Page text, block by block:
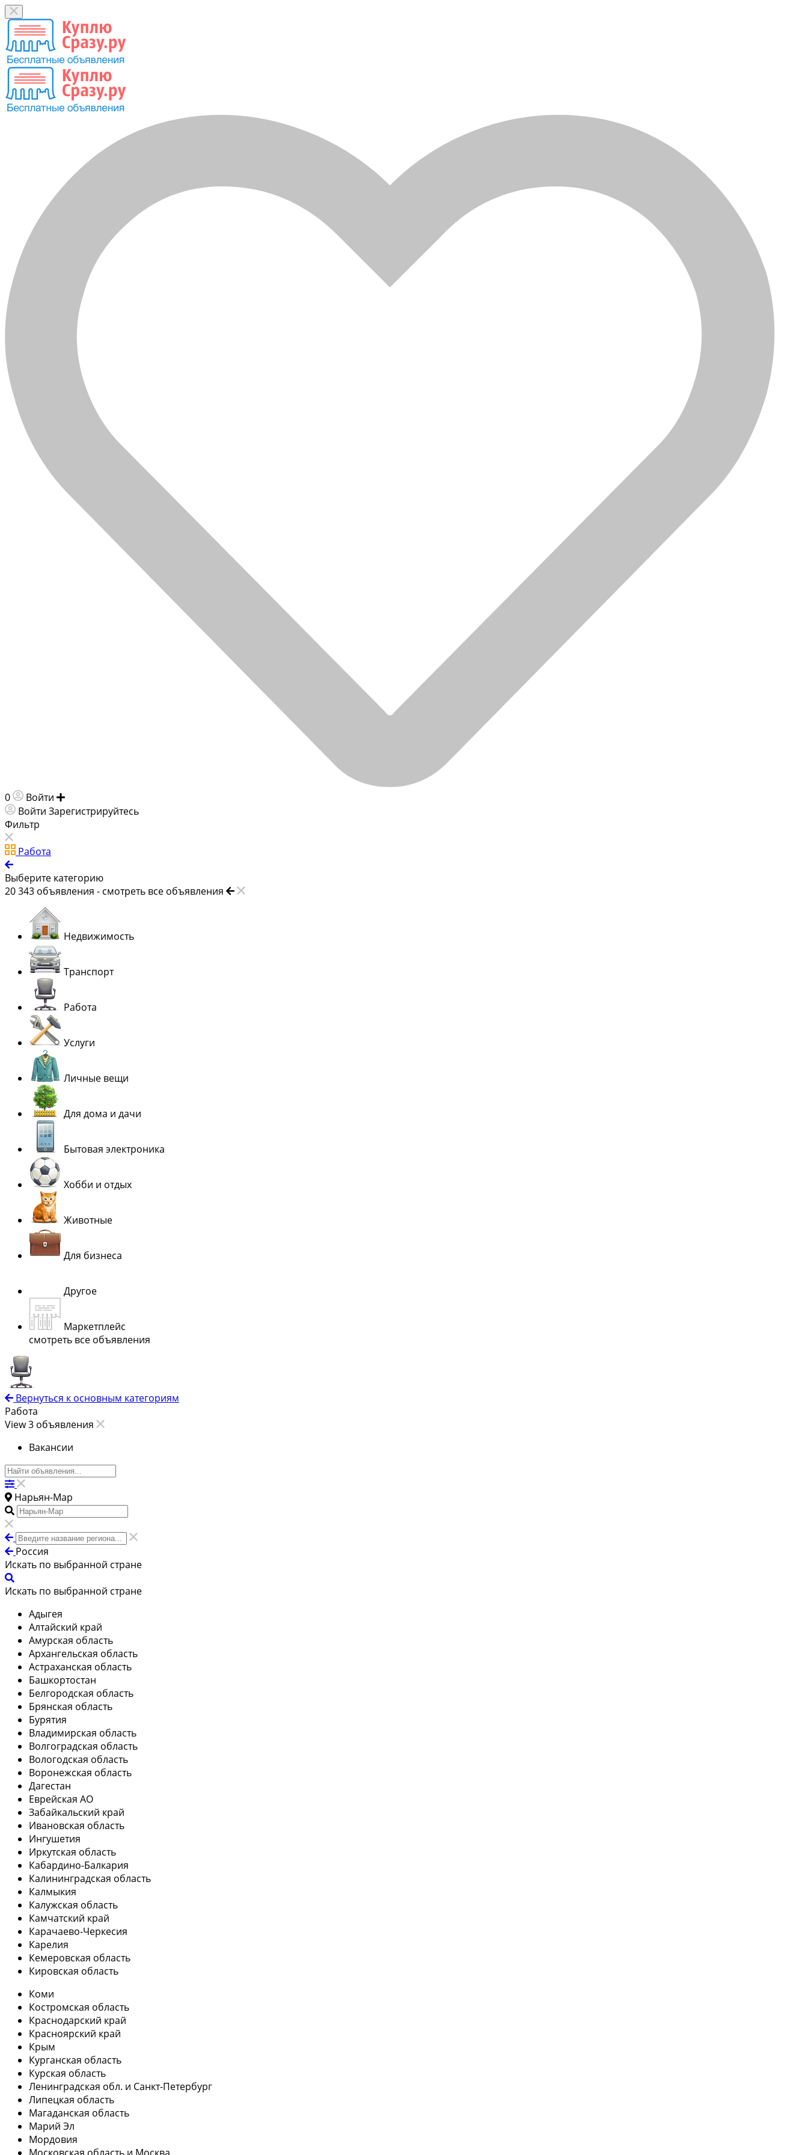
0 Войти
Войти Зарегистрируйтесь
Фильтр
Работа
Выберите категорию
20 343 объявления - смотреть все объявления
Недвижимость
Транспорт
Работа
Услуги
Личные вещи
Для дома и дачи
Бытовая электроника
Хобби и отдых
Животные
Для бизнеса
Другое
Маркетплейс
смотреть все объявления
Вернуться к основным категориям
Работа
View 3 объявления
Вакансии
Нарьян-Мар
Россия
Искать по выбранной стране
Искать по выбранной стране
Адыгея
Алтайский край
Амурская область
Архангельская область
Астраханская область
Башкортостан
Белгородская область
Брянская область
Бурятия
Владимирская область
Волгоградская область
Вологодская область
Воронежская область
Дагестан
Еврейская АО
Забайкальский край
Ивановская область
Ингушетия
Иркутская область
Кабардино-Балкария
Калининградская область
Калмыкия
Калужская область
Камчатский край
Карачаево-Черкесия
Карелия
Кемеровская область
Кировская область
Коми
Костромская область
Краснодарский край
Красноярский край
Крым
Курганская область
Курская область
Ленинградская обл. и Санкт-Петербург
Липецкая область
Магаданская область
Марий Эл
Мордовия